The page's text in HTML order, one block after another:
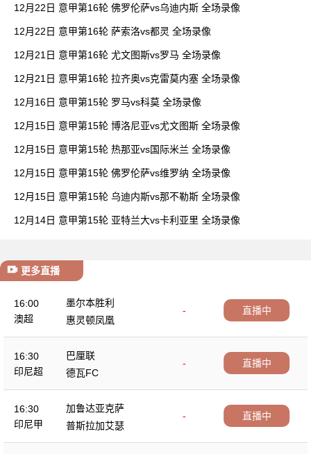
12月22日 意甲第16轮 佛罗伦萨vs乌迪内斯 全场录像
12月22日 意甲第16轮 萨索洛vs都灵 全场录像
12月21日 意甲第16轮 尤文图斯vs罗马 全场录像
12月21日 意甲第16轮 拉齐奥vs克雷莫内塞 全场录像
12月16日 意甲第15轮 罗马vs科莫 全场录像
12月15日 意甲第15轮 博洛尼亚vs尤文图斯 全场录像
12月15日 意甲第15轮 热那亚vs国际米兰 全场录像
12月15日 意甲第15轮 佛罗伦萨vs维罗纳 全场录像
12月15日 意甲第15轮 乌迪内斯vs那不勒斯 全场录像
12月14日 意甲第15轮 亚特兰大vs卡利亚里 全场录像
更多直播
16:00
澳超
墨尔本胜利
-
惠灵顿凤凰
直播中
16:30
印尼超
巴厘联
-
德瓦FC
直播中
16:30
印尼甲
加鲁达亚克萨
-
普斯拉加艾瑟
直播中